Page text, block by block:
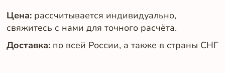
Цена: рассчитывается индивидуально,
свяжитесь с нами для точного расчёта.
Доставка: по всей России, а также в страны СНГ